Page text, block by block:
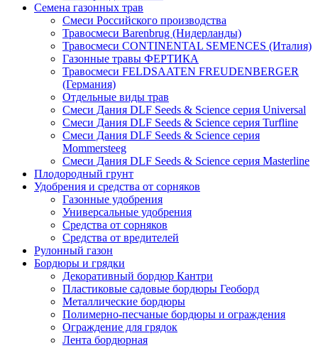
Семена газонных трав
Смеси Российского производства
Травосмеси Barenbrug (Нидерланды)
Травосмеси CONTINENTAL SEMENCES (Италия)
Газонные травы ФЕРТИКА
Травосмеси FELDSAATEN FREUDENBERGER
(Германия)
Отдельные виды трав
Смеси Дания DLF Seeds & Sciеnce серия Universal
Смеси Дания DLF Seeds & Sciеnce серия Turfline
Смеси Дания DLF Seeds & Sciеnce серия
Mommersteeg
Смеси Дания DLF Seeds & Sciеnce серия Masterline
Плодородный грунт
Удобрения и средства от сорняков
Газонные удобрения
Универсальные удобрения
Средства от сорняков
Средства от вредителей
Рулонный газон
Бордюры и грядки
Декоративный бордюр Кантри
Пластиковые садовые бордюры Геоборд
Металлические бордюры
Полимерно-песчаные бордюры и ограждения
Ограждение для грядок
Лента бордюрная